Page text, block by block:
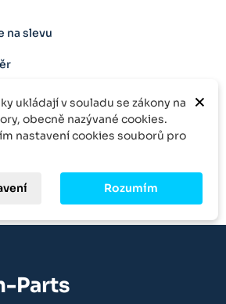
na slevu
sleva
Parts
×
ukládají v souladu se zákony na
obecně nazývané cookies.
nastavení cookies souborů pro
Rozumím